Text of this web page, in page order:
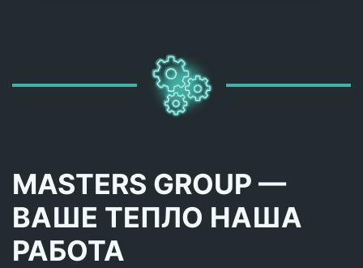
MASTERS GROUP —
ВАШЕ ТЕПЛО НАША
РАБОТА